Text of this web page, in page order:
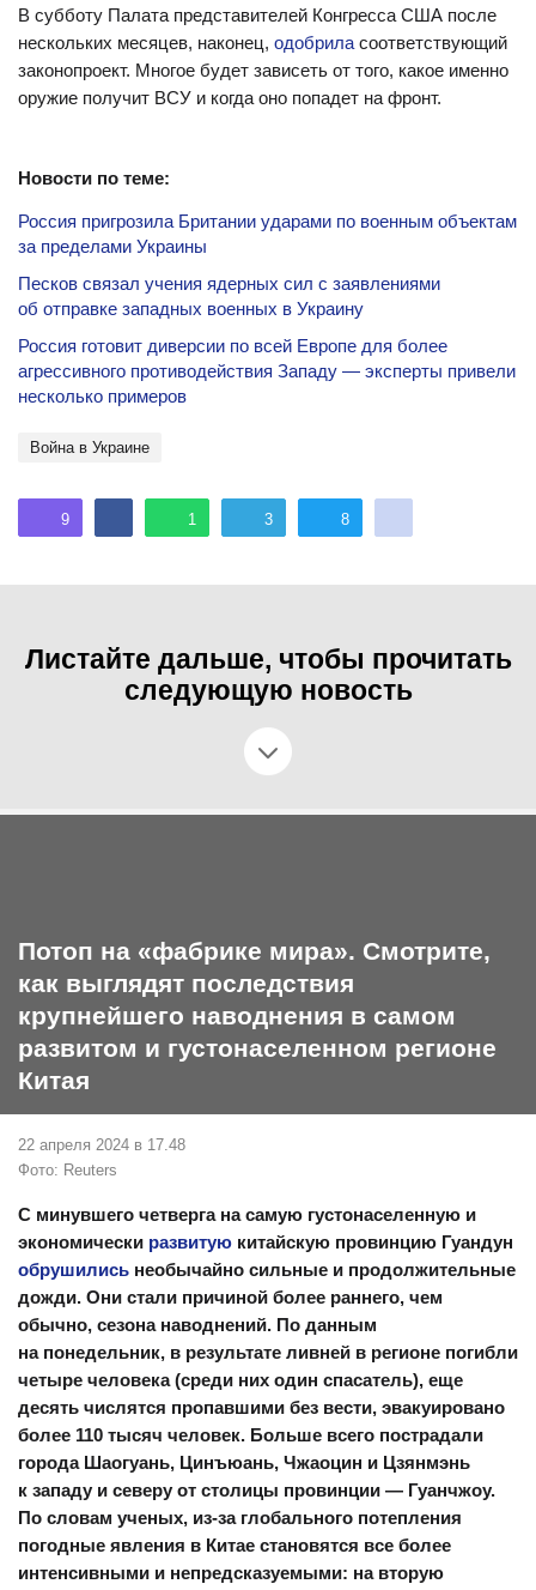
В субботу Палата представителей Конгресса США после
нескольких месяцев, наконец, одобрила соответствующий
законопроект. Многое будет зависеть от того, какое именно
оружие получит ВСУ и когда оно попадет на фронт.
Новости по теме:
Россия пригрозила Британии ударами по военным объектам
за пределами Украины
Песков связал учения ядерных сил с заявлениями
об отправке западных военных в Украину
Россия готовит диверсии по всей Европе для более
агрессивного противодействия Западу — эксперты привели
несколько примеров
Война в Украине
9 1 3 8
Листайте дальше, чтобы прочитать
следующую новость